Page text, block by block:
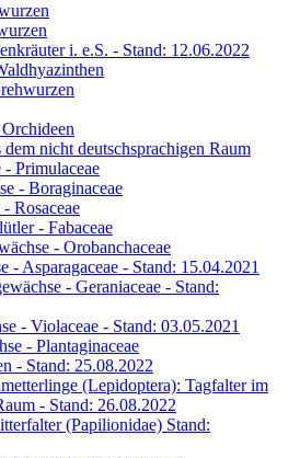
i. e.S. - Stand: 12.06.2022
dem nicht deutschsprachigen Raum
- Primulaceae
- Boraginaceae
Rosaceae
- Fabaceae
- Orobanchaceae
- Asparagaceae - Stand: 15.04.2021
- Geraniaceae - Stand:
- Violaceae - Stand: 03.05.2021
- Plantaginaceae
- Stand: 25.08.2022
(Lepidoptera): Tagfalter im
- Stand: 26.08.2022
(Papilionidae) Stand: